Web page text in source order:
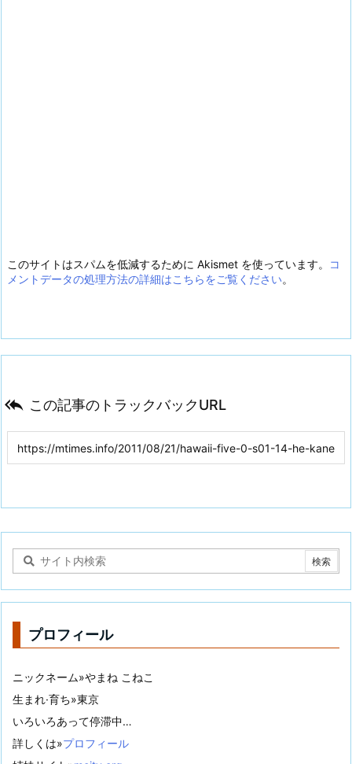
このサイトはスパムを低減するために Akismet を使っています。
コ
メントデータの処理方法の詳細はこちらをご覧ください。
 この記事のトラックバックURL
プロフィール
ニックネーム»やまね こねこ
生まれ·育ち»東京
いろいろあって停滞中…
詳しくは»プロフィール